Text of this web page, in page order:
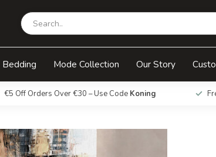
Bedding Mode Collection Our Story
€5 Off Orders Over €30 – Use Code Koning